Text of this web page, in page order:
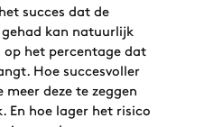
succes dat de
kan natuurlijk
op het percentage dat
Hoe succesvoller
meer deze te zeggen
En hoe lager het risico